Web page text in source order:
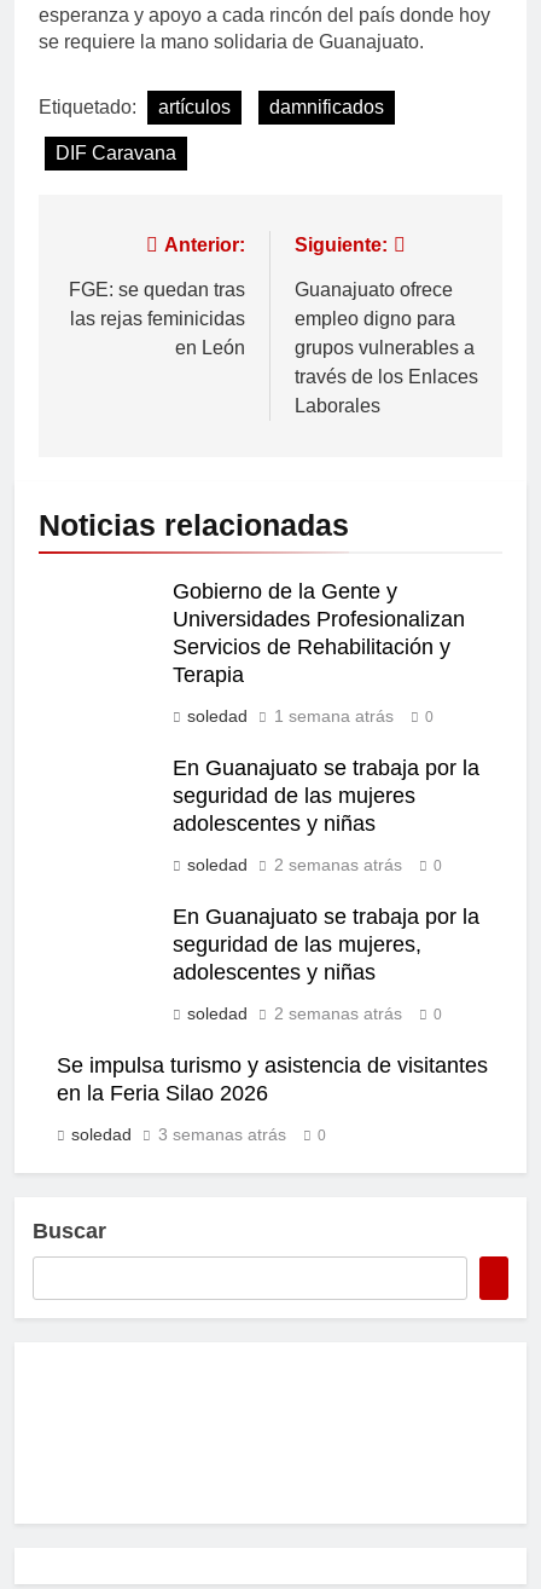
esperanza y apoyo a cada rincón del país donde hoy
se requiere la mano solidaria de Guanajuato.
Etiquetado: artículos damnificados
DIF Caravana
Anterior:
FGE: se quedan tras
las rejas feminicidas
en León
Siguiente:
Guanajuato ofrece
empleo digno para
grupos vulnerables a
través de los Enlaces
Laborales
Noticias relacionadas
Gobierno de la Gente y
Universidades Profesionalizan
Servicios de Rehabilitación y
Terapia
soledad 1 semana atrás 0
En Guanajuato se trabaja por la
seguridad de las mujeres
adolescentes y niñas
soledad 2 semanas atrás 0
En Guanajuato se trabaja por la
seguridad de las mujeres,
adolescentes y niñas
soledad 2 semanas atrás 0
Se impulsa turismo y asistencia de visitantes
en la Feria Silao 2026
soledad 3 semanas atrás 0
Buscar